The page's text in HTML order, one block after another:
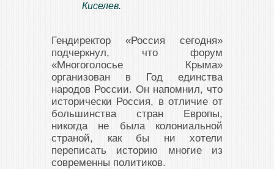
Киселев.
Гендиректор «Россия сегодня»
подчеркнул, что форум
«Многоголосье Крыма»
организован в Год единства
народов России. Он напомнил, что
исторически Россия, в отличие от
большинства стран Европы,
никогда не была колониальной
страной, как бы ни хотели
переписать историю многие из
современны политиков.